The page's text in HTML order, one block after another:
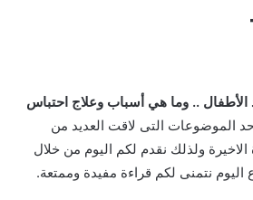
.. وما هي أسباب وعلاج احتباس
الموضوعات التى لاقت العديد من
ولذلك نقدم لكم اليوم من خلال
نتمنى لكم قراءة مفيدة وممتعة.